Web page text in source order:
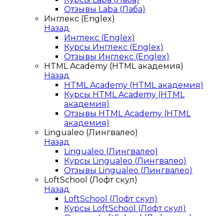
Отзывы Laba (Лаба)
Инглекс (Englex)
Назад
Инглекс (Englex)
Курсы Инглекс (Englex)
Отзывы Инглекс (Englex)
HTML Academy (HTML академия)
Назад
HTML Academy (HTML академия)
Курсы HTML Academy (HTML
академия)
Отзывы HTML Academy (HTML
академия)
Lingualeo (Лингвалео)
Назад
Lingualeo (Лингвалео)
Курсы Lingualeo (Лингвалео)
Отзывы Lingualeo (Лингвалео)
LoftSchool (Лофт скул)
Назад
LoftSchool (Лофт скул)
Курсы LoftSchool (Лофт скул)